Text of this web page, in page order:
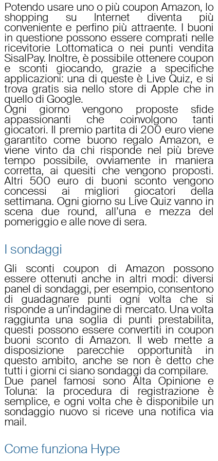
Potendo usare uno o piùcoupon Amazon, lo
shopping su Internet diventa più
conveniente e perfino più attraente. I buoni
in questione possono essere comprati nelle
ricevitorie Lottomatica o nei punti vendita
SisalPay. Inoltre, è possibile ottenere coupon
e sconti giocando, grazie a specifiche
applicazioni: una di queste è Live Quiz, e si
trova gratis sia nello store di Apple che in
quello di Google.
Ogni giorno vengono proposte sfide
appassionanti che coinvolgono tanti
giocatori. Il premio partita di 200 euro viene
garantito come buono regalo Amazon, e
viene vinto da chi risponde nel più breve
tempo possibile, ovviamente in maniera
corretta, ai quesiti che vengono proposti.
Altri 500 euro di buoni sconto vengono
concessi ai migliori giocatori della
settimana. Ogni giorno su Live Quiz vanno in
scena due round, all’una e mezza del
pomeriggio e alle nove di sera.
I sondaggi
Gli sconti coupon di Amazon possono
essere ottenuti anche in altri modi: diversi
panel di sondaggi, per esempio, consentono
diguadagnare punti ogni volta che si
risponde a un’indagine di mercato. Una volta
raggiunta una soglia di punti prestabilita,
questi possono essere convertiti in coupon
buoni sconto di Amazon. Il web mette a
disposizione parecchie opportunità in
questo ambito, anche se non è detto che
tutti i giorni ci siano sondaggi da compilare.
Due panel famosi sono Alta Opinione e
Toluna: la procedura di registrazione è
semplice, e ogni volta che è disponibile un
sondaggio nuovo si riceve una notifica via
mail.
Come funziona Hype